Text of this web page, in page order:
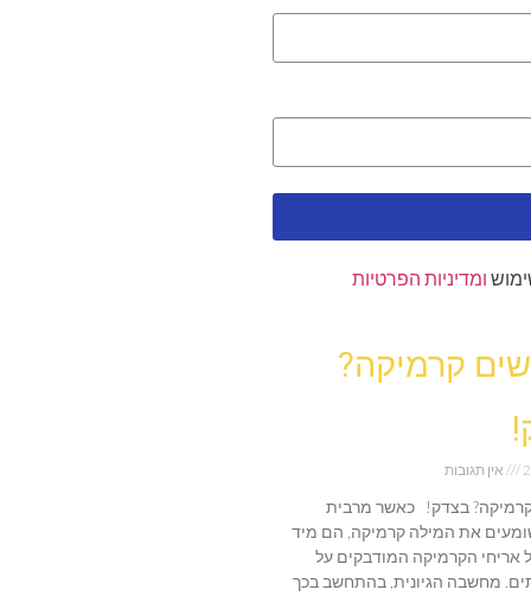
ומדיניות הפרטיות
קרמיקה?
אין תגובות
בצדק! כאשר מרבית
את המילה קרמיקה, הם מיד
אריחי הקרמיקה המודבקים על
מחשבה הגיונית, בהתחשב בכך